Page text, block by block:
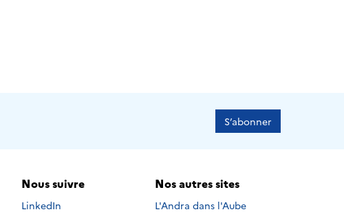
S’abonner
Nous suivre
Nous suivre sur
LinkedIn
Nos autres sites
L'Andra dans l'Aube